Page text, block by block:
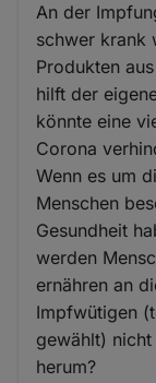
An der
schwer krank
Produkten
hilft der
könnte eine
Corona
Wenn es um
Menschen
Gesundheit
werden
ernähren an
Impfwütigen
gewählt)
herum?